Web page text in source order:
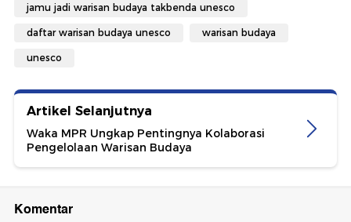
jamu jadi warisan budaya takbenda unesco
daftar warisan budaya unesco warisan budaya
unesco
Artikel Selanjutnya
Waka MPR Ungkap Pentingnya Kolaborasi
Pengelolaan Warisan Budaya